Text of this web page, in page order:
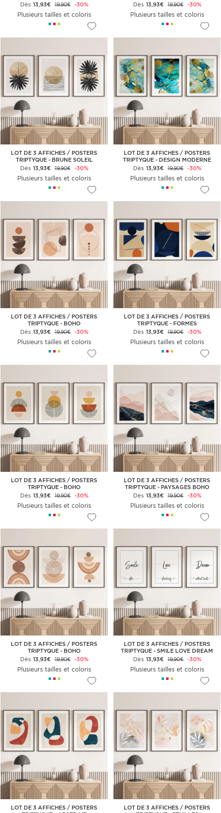
Dès 13,93€ 19,90€ -30%
Plusieurs tailles et coloris
Dès 13,93€ 19,90€ -30%
Plusieurs tailles et coloris
LOT DE 3 AFFICHES / POSTERS
TRIPTYQUE - BRUNE SOLEIL
Dès 13,93€ 19,90€ -30%
Plusieurs tailles et coloris
LOT DE 3 AFFICHES / POSTERS
TRIPTYQUE - DESIGN MODERNE
Dès 13,93€ 19,90€ -30%
Plusieurs tailles et coloris
LOT DE 3 AFFICHES / POSTERS
TRIPTYQUE - BOHO
Dès 13,93€ 19,90€ -30%
Plusieurs tailles et coloris
LOT DE 3 AFFICHES / POSTERS
TRIPTYQUE - FORMES
GÉOMÉTRIQUES
Dès 13,93€ 19,90€ -30%
Plusieurs tailles et coloris
LOT DE 3 AFFICHES / POSTERS
TRIPTYQUE - BOHO
Dès 13,93€ 19,90€ -30%
Plusieurs tailles et coloris
LOT DE 3 AFFICHES / POSTERS
TRIPTYQUE - PAYSAGES BOHO
Dès 13,93€ 19,90€ -30%
Plusieurs tailles et coloris
LOT DE 3 AFFICHES / POSTERS
TRIPTYQUE - BOHO
Dès 13,93€ 19,90€ -30%
Plusieurs tailles et coloris
LOT DE 3 AFFICHES / POSTERS
TRIPTYQUE - SMILE LOVE DREAM
Dès 13,93€ 19,90€ -30%
Plusieurs tailles et coloris
LOT DE 3 AFFICHES / POSTERS
LOT DE 3 AFFICHES / POSTERS